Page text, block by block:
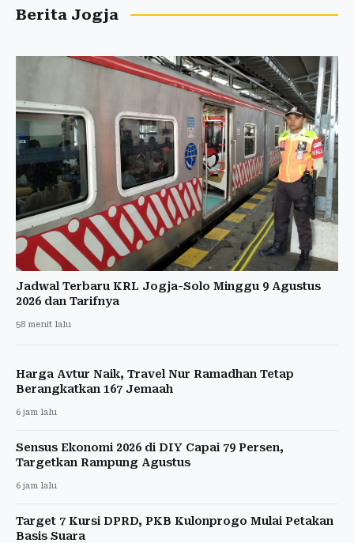
Berita Jogja
Jadwal Terbaru KRL Jogja-Solo Minggu 9 Agustus
2026 dan Tarifnya
58 menit lalu
Harga Avtur Naik, Travel Nur Ramadhan Tetap
Berangkatkan 167 Jemaah
6 jam lalu
Sensus Ekonomi 2026 di DIY Capai 79 Persen,
Targetkan Rampung Agustus
6 jam lalu
Target 7 Kursi DPRD, PKB Kulonprogo Mulai Petakan
Basis Suara